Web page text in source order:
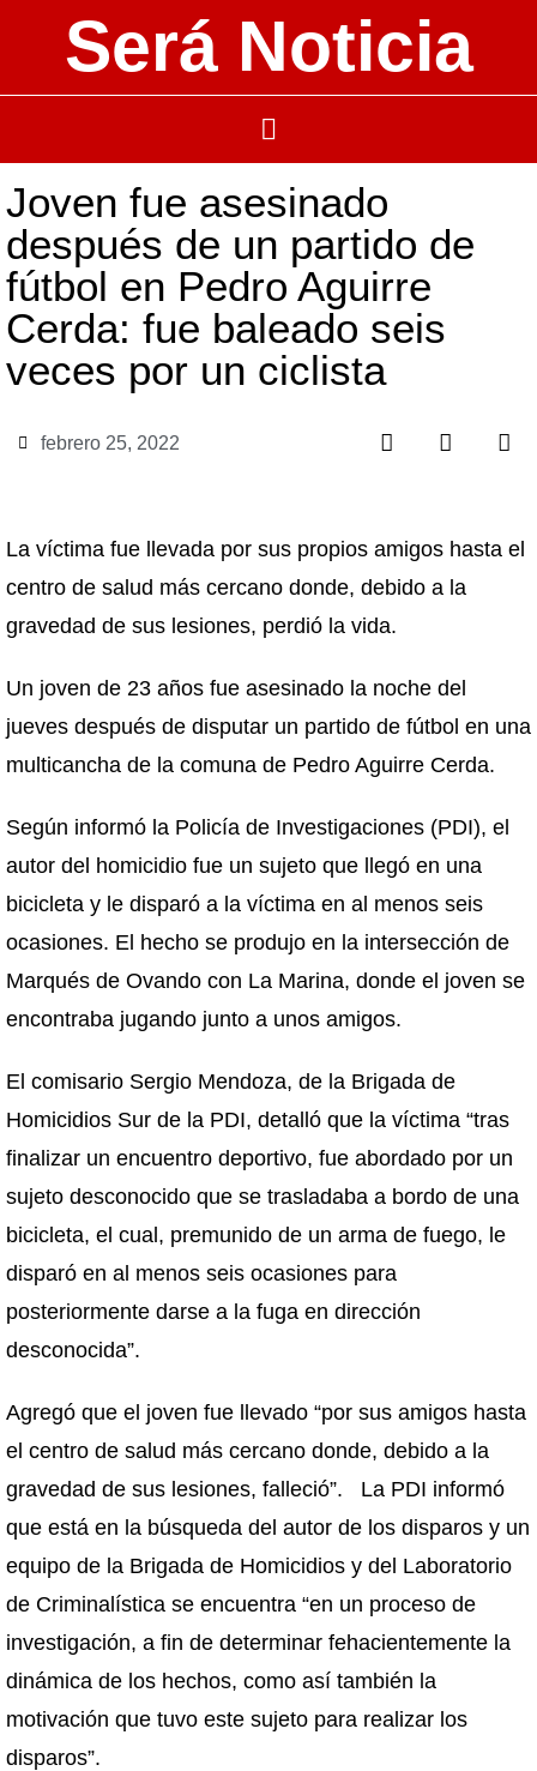
Será Noticia
Joven fue asesinado
después de un partido de
fútbol en Pedro Aguirre
Cerda: fue baleado seis
veces por un ciclista
febrero 25, 2022
La víctima fue llevada por sus propios amigos hasta el
centro de salud más cercano donde, debido a la
gravedad de sus lesiones, perdió la vida.
Un joven de 23 años fue asesinado la noche del
jueves después de disputar un partido de fútbol en una
multicancha de la comuna de Pedro Aguirre Cerda.
Según informó la Policía de Investigaciones (PDI), el
autor del homicidio fue un sujeto que llegó en una
bicicleta y le disparó a la víctima en al menos seis
ocasiones. El hecho se produjo en la intersección de
Marqués de Ovando con La Marina, donde el joven se
encontraba jugando junto a unos amigos.
El comisario Sergio Mendoza, de la Brigada de
Homicidios Sur de la PDI, detalló que la víctima “tras
finalizar un encuentro deportivo, fue abordado por un
sujeto desconocido que se trasladaba a bordo de una
bicicleta, el cual, premunido de un arma de fuego, le
disparó en al menos seis ocasiones para
posteriormente darse a la fuga en dirección
desconocida”.
Agregó que el joven fue llevado “por sus amigos hasta
el centro de salud más cercano donde, debido a la
gravedad de sus lesiones, falleció”. La PDI informó
que está en la búsqueda del autor de los disparos y un
equipo de la Brigada de Homicidios y del Laboratorio
de Criminalística se encuentra “en un proceso de
investigación, a fin de determinar fehacientemente la
dinámica de los hechos, como así también la
motivación que tuvo este sujeto para realizar los
disparos”.